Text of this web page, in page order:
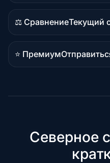
контент
⚖️ Сравнение
Сравнительный
контент
Текущий
⭐ Премиум
Премиальное
Северное